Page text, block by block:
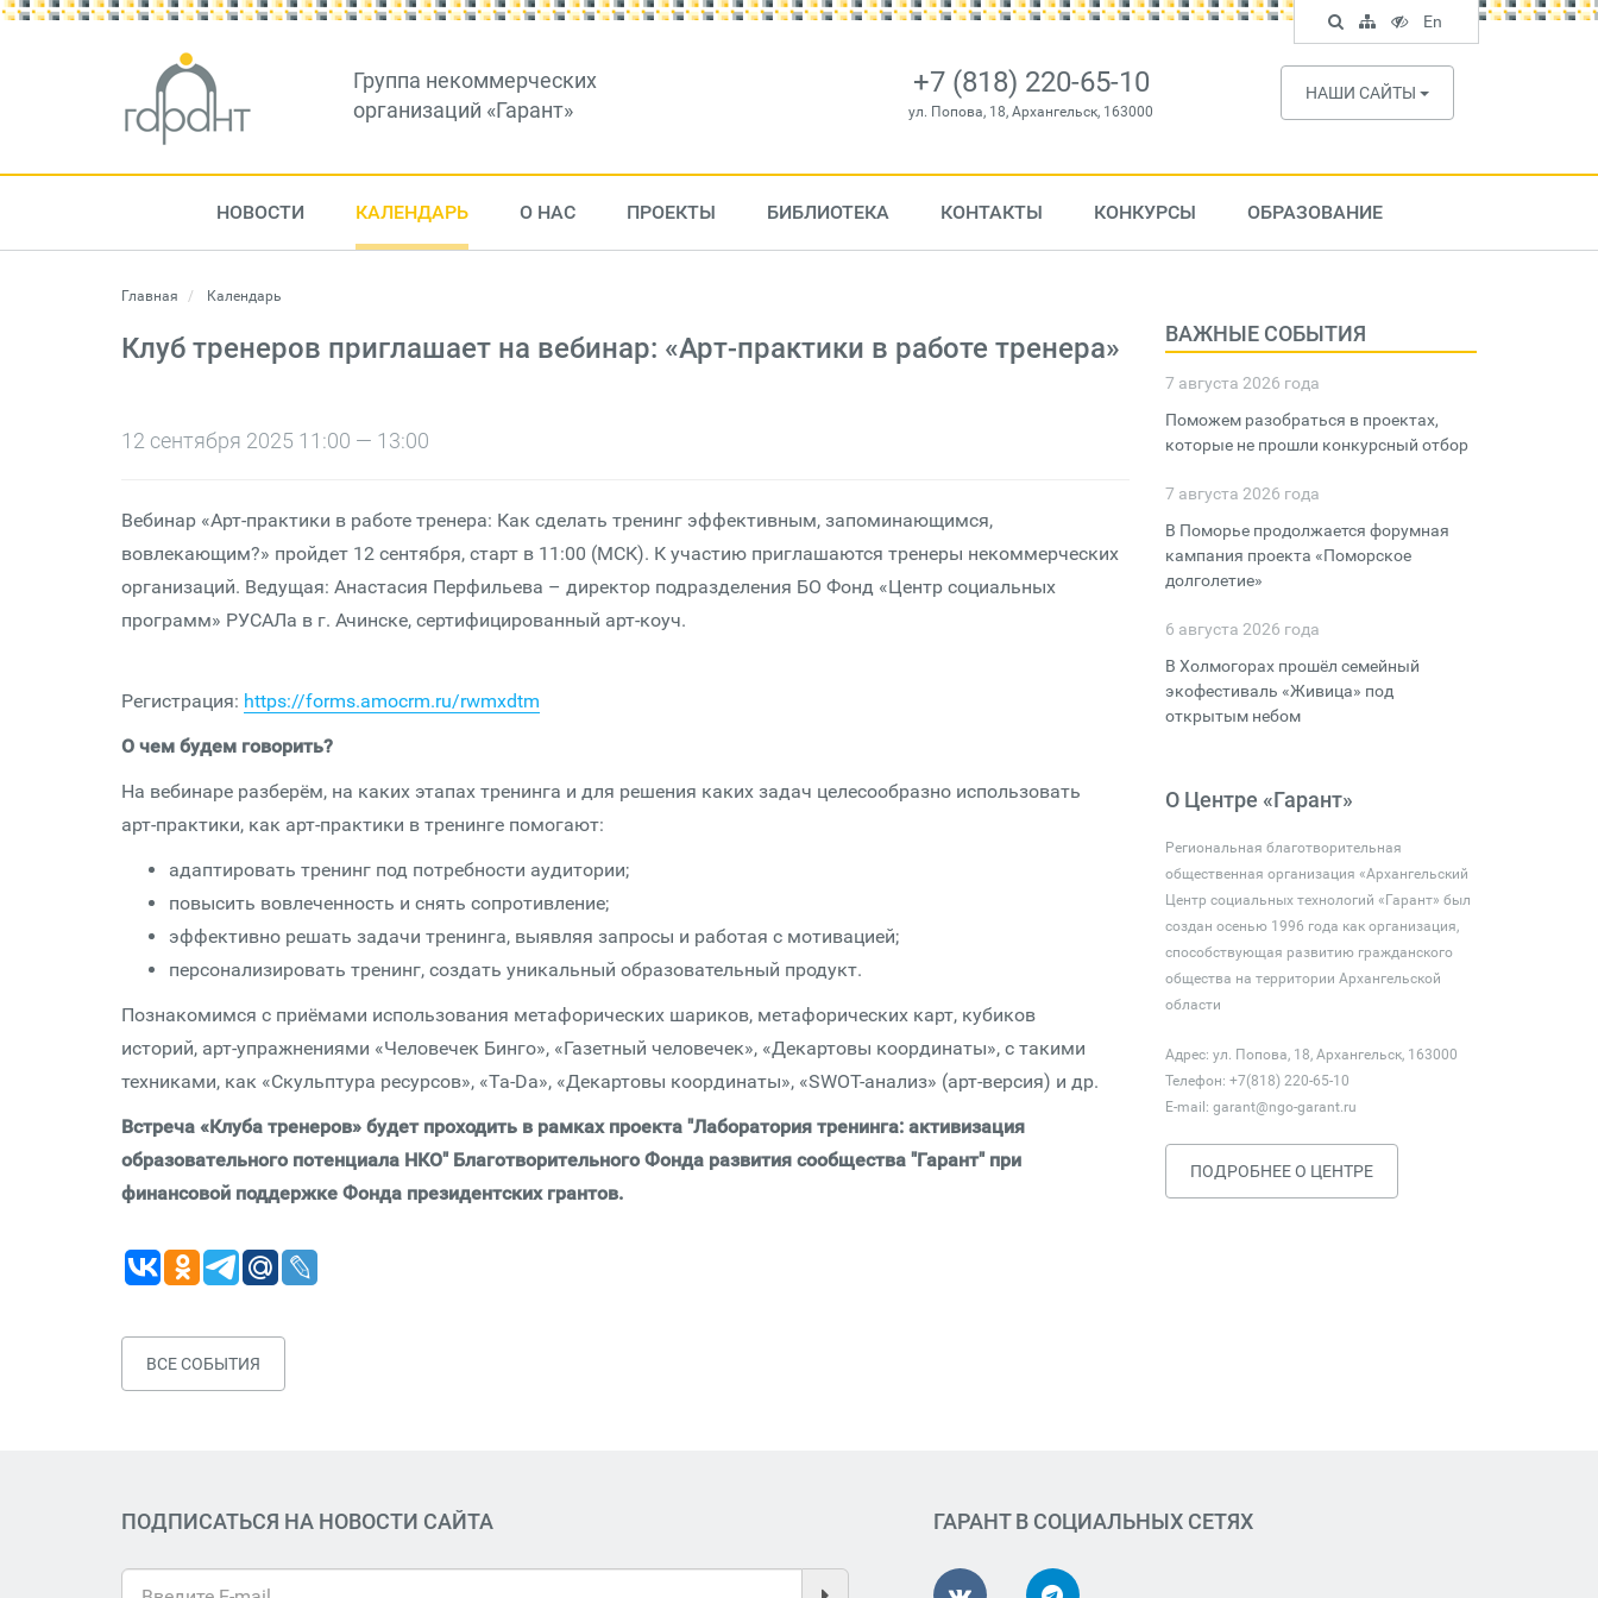
Группа некоммерческих
организаций «Гарант»
+7 (818) 220-65-10
ул. Попова, 18, Архангельск, 163000
НАШИ САЙТЫ
НОВОСТИ КАЛЕНДАРЬ О НАС ПРОЕКТЫ БИБЛИОТЕКА КОНТАКТЫ КОНКУРСЫ ОБРАЗОВАНИЕ
Главная Календарь
Клуб тренеров приглашает на вебинар: «Арт-практики в работе тренера»
12 сентября 2025 11:00 — 13:00
Вебинар «Арт-практики в работе тренера: Как сделать тренинг эффективным, запоминающимся,
вовлекающим?» пройдет 12 сентября, старт в 11:00 (МСК). К участию приглашаются тренеры некоммерческих
организаций. Ведущая: Анастасия Перфильева – директор подразделения БО Фонд «Центр социальных
программ» РУСАЛа в г. Ачинске, сертифицированный арт-коуч.
Регистрация: https://forms.amocrm.ru/rwmxdtm
О чем будем говорить?
На вебинаре разберём, на каких этапах тренинга и для решения каких задач целесообразно использовать
арт-практики, как арт-практики в тренинге помогают:
адаптировать тренинг под потребности аудитории;
повысить вовлеченность и снять сопротивление;
эффективно решать задачи тренинга, выявляя запросы и работая с мотивацией;
персонализировать тренинг, создать уникальный образовательный продукт.
Познакомимся с приёмами использования метафорических шариков, метафорических карт, кубиков
историй, арт-упражнениями «Человечек Бинго», «Газетный человечек», «Декартовы координаты», с такими
техниками, как «Скульптура ресурсов», «Ta-Da», «Декартовы координаты», «SWOT-анализ» (арт-версия) и др.
Встреча «Клуба тренеров» будет проходить в рамках проекта "Лаборатория тренинга: активизация
образовательного потенциала НКО" Благотворительного Фонда развития сообщества "Гарант" при
финансовой поддержке Фонда президентских грантов.
ВСЕ СОБЫТИЯ
ВАЖНЫЕ СОБЫТИЯ
7 августа 2026 года
Поможем разобраться в проектах,
которые не прошли конкурсный отбор
7 августа 2026 года
В Поморье продолжается форумная
кампания проекта «Поморское
долголетие»
6 августа 2026 года
В Холмогорах прошёл семейный
экофестиваль «Живица» под
открытым небом
О Центре «Гарант»
Региональная благотворительная
общественная организация «Архангельский
Центр социальных технологий «Гарант» был
создан осенью 1996 года как организация,
способствующая развитию гражданского
общества на территории Архангельской
области
Адрес: ул. Попова, 18, Архангельск, 163000
Телефон: +7(818) 220-65-10
E-mail: garant@ngo-garant.ru
ПОДРОБНЕЕ О ЦЕНТРЕ
ПОДПИСАТЬСЯ НА НОВОСТИ САЙТА ГАРАНТ В СОЦИАЛЬНЫХ СЕТЯХ
Поиск
по
сайту
Карта
сайта
Версия
для
слабовидящих
En
English